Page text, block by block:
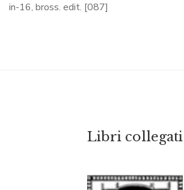
in-16, bross. edit. [087]
Libri collegati